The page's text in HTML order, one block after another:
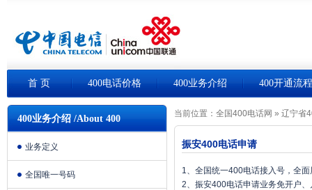
首 页 400电话价格 400业务介绍 400开通流程
400业务介绍 /About 400
业务定义
全国唯一号码
当前位置： 全国400电话网 » 辽宁省
振安400电话申请
1、全国统一400电话接入号，全
2、振安400电话申请业务免开户